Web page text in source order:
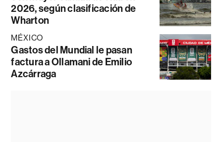
2026, según clasificación de
Wharton
MÉXICO
Gastos del Mundial le pasan
factura a Ollamani de Emilio
Azcárraga